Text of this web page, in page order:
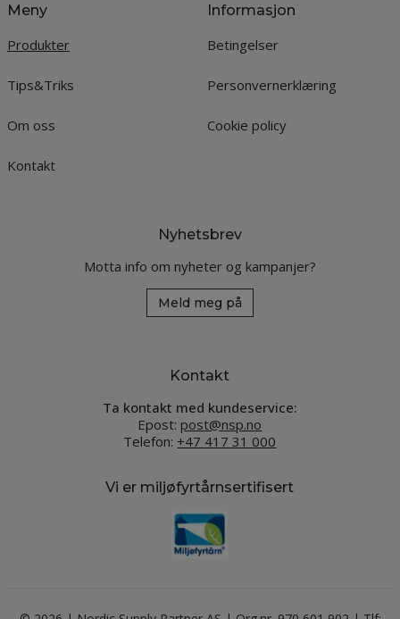
Meny
Produkter
Tips&Triks
Om oss
Kontakt
Informasjon
Betingelser
Personvernerklæring
Cookie policy
Nyhetsbrev
Motta info om nyheter og kampanjer?
Meld meg på
Kontakt
Ta kontakt med kundeservice:
Epost: post@nsp.no
Telefon:+47 417 31 000
Vi er miljøfyrtårnsertifisert